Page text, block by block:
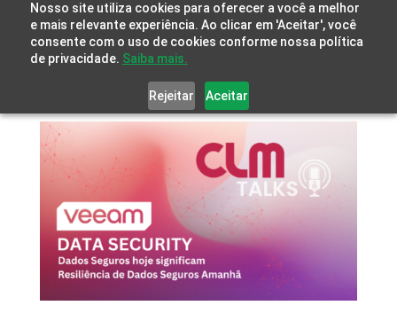
Nosso site utiliza cookies para oferecer a você a melhor
e mais relevante experiência. Ao clicar em 'Aceitar', você
consente com o uso de cookies conforme nossa política
de privacidade. Saiba mais.
Rejeitar Aceitar